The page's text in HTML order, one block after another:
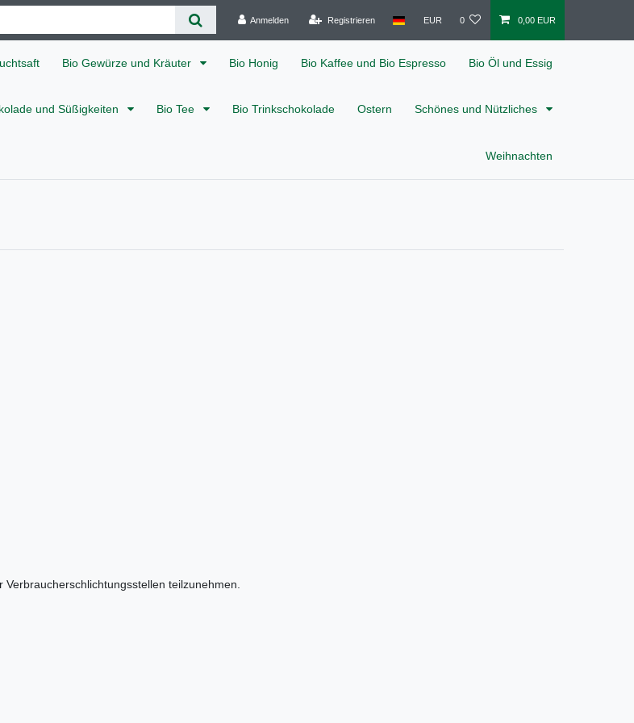
Anmelden Registrieren EUR 0 0,00 EUR
Bio Gewürze und Kräuter Bio Honig Bio Kaffee und Bio Espresso Bio Öl und Essig
und Süßigkeiten Bio Tee Bio Trinkschokolade Ostern Schönes und Nützliches
Weihnachten
teilzunehmen.